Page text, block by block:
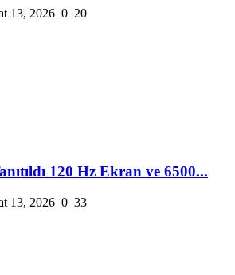
13, 2026 0 20
120 Hz Ekran ve 6500...
13, 2026 0 33